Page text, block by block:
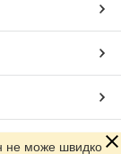
не може швидко